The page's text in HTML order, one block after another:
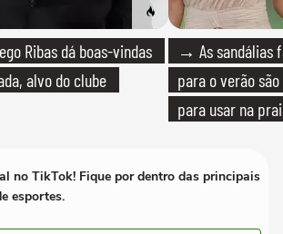
Ribas dá boas-vindas
alvo do clube
→ As sandálias
para o verão
para usar na
no TikTok! Fique por dentro das principais
esportes.